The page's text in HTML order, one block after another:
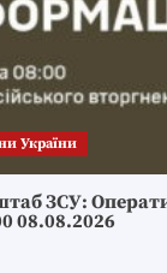
України
ЗСУ:
08.08.2026